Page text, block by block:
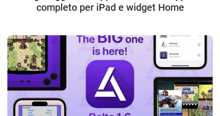
completo per iPad e widget Home